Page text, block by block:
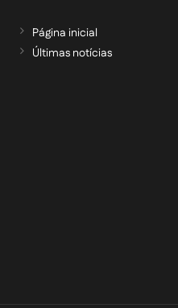
Página inicial
Últimas notícias